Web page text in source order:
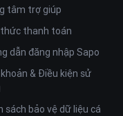
tâm trợ giúp
thanh toán
dẫn đăng nhập Sapo
& Điều kiện sử
sách bảo vệ dữ liệu cá